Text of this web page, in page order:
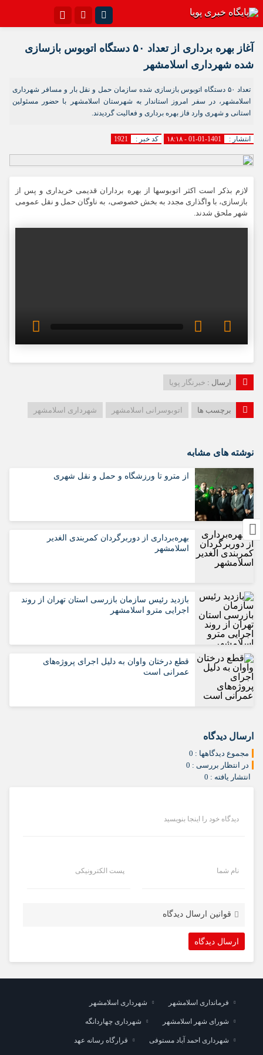
سروش
آپارات اپلیکیشن
آغاز بهره برداری از تعداد ۵۰ دستگاه اتوبوس بازسازی
شده شهرداری اسلامشهر
تعداد ۵۰ دستگاه اتوبوس بازسازی شده سازمان حمل و نقل بار و مسافر شهرداری
اسلامشهر، در سفر امروز استاندار به شهرستان اسلامشهر با حضور مسئولین
استانی و شهری وارد فاز بهره برداری و فعالیت گردیدند.
انتشار : 1401-01-01 - ۱۸:۱۸ کد خبر : 1921
لازم بذکر است اکثر اتوبوسها از بهره برداران قدیمی خریداری و پس از
بازسازی، با واگذاری مجدد به بخش خصوصی، به ناوگان حمل و نقل عمومی
شهر ملحق شدند.
ارسال : خبرنگار پویا
برچسب ها اتوبوسرانی اسلامشهر شهرداری اسلامشهر
نوشته های مشابه
از مترو تا ورزشگاه و حمل‌ و نقل شهری
بهره‌برداری از دوربرگردان کمربندی الغدیر
اسلامشهر
بازدید رئیس سازمان بازرسی استان تهران از روند
اجرایی مترو اسلامشهر
قطع درختان واوان به دلیل اجرای پروژه‌های
عمرانی است
ارسال دیدگاه
مجموع دیدگاهها : 0
در انتظار بررسی : 0
انتشار یافته : 0
دیدگاه خود را اینجا بنویسید
نام شما پست الکترونیکی
قوانین ارسال دیدگاه
فرمانداری اسلامشهر شهرداری اسلامشهر
شورای شهر اسلامشهر شهرداری چهاردانگه
شهرداری احمد آباد مستوفی قرارگاه رسانه عهد